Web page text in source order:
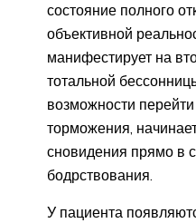
состояние полного
объективной
манифестирует на
тотальной
возможности
торможения,
сновидения прямо в
бодрствования.
У пациента